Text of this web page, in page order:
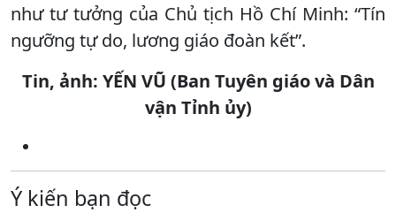
như tư tưởng của Chủ tịch Hồ Chí Minh: “Tín
ngưỡng tự do, lương giáo đoàn kết”.
Tin, ảnh: YẾN VŨ (Ban Tuyên giáo và Dân
vận Tỉnh ủy)
Ý kiến bạn đọc